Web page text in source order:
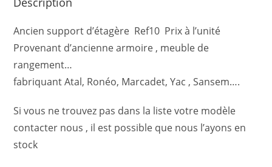
Ancien support d’étagère Ref10 Prix à l’unité
Provenant d’ancienne armoire , meuble de
rangement…
fabriquant Atal, Ronéo, Marcadet, Yac , Sansem….
Si vous ne trouvez pas dans la liste votre modèle
contacter nous , il est possible que nous l’ayons en
stock